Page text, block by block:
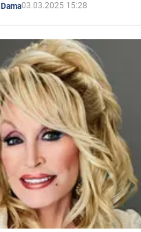
Dama03.03.2025 15:28